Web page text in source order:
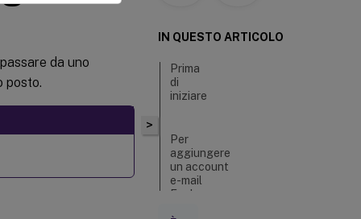
da uno
posto.
>
IN QUESTO ARTICOLO
Prima
di
iniziare
Per
aggiungere
un account
e-mail
Exchange